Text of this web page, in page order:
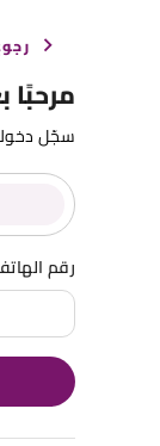
سجّل
رقم